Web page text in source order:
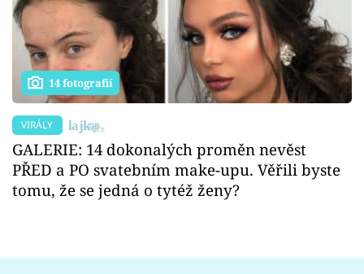
Sledujte nás
14 fotografií
VIRÁLY
GALERIE: 14 dokonalých proměn nevěst
PŘED a PO svatebním make-upu. Věřili byste
tomu, že se jedná o tytéž ženy?